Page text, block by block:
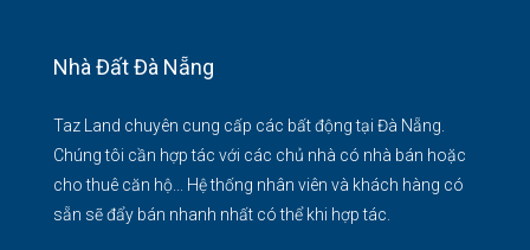
Nhà Đất Đà Nẵng
Taz Land chuyên cung cấp các bất động tại Đà Nẵng.
Chúng tôi cần hợp tác với các chủ nhà có nhà bán hoặc
cho thuê căn hộ... Hệ thống nhân viên và khách hàng có
sẵn sẽ đẩy bán nhanh nhất có thể khi hợp tác.